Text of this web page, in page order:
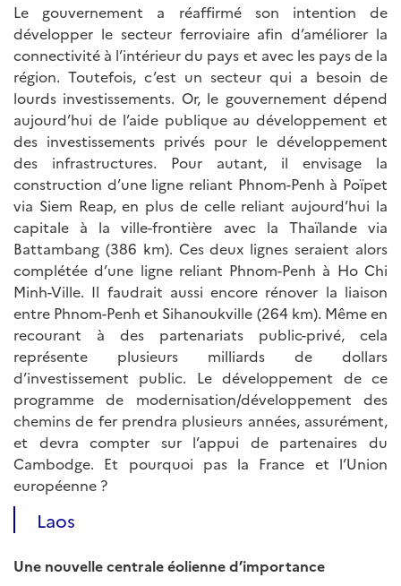
Le gouvernement a réaffirmé son intention de
développer le secteur ferroviaire afin d’améliorer la
connectivité à l’intérieur du pays et avec les pays de la
région. Toutefois, c’est un secteur qui a besoin de
lourds investissements. Or, le gouvernement dépend
aujourd’hui de l’aide publique au développement et
des investissements privés pour le développement
des infrastructures. Pour autant, il envisage la
construction d’une ligne reliant Phnom-Penh à Poïpet
via Siem Reap, en plus de celle reliant aujourd’hui la
capitale à la ville-frontière avec la Thaïlande via
Battambang (386 km). Ces deux lignes seraient alors
complétée d’une ligne reliant Phnom-Penh à Ho Chi
Minh-Ville. Il faudrait aussi encore rénover la liaison
entre Phnom-Penh et Sihanoukville (264 km). Même en
recourant à des partenariats public-privé, cela
représente plusieurs milliards de dollars
d’investissement public. Le développement de ce
programme de modernisation/développement des
chemins de fer prendra plusieurs années, assurément,
et devra compter sur l’appui de partenaires du
Cambodge. Et pourquoi pas la France et l’Union
européenne ?
Laos
Une nouvelle centrale éolienne d’importance